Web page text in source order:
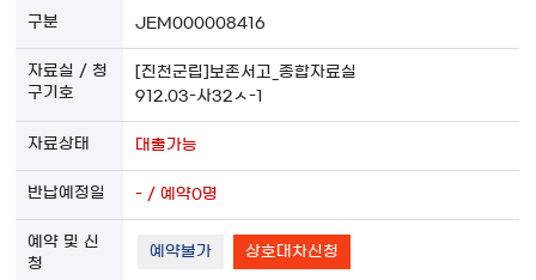
JEM000008416
[진천군립]보존서고_종합자료실
912.03-사32ㅅ-1
대출가능
- / 예약0명
예약불가 상호대차신청